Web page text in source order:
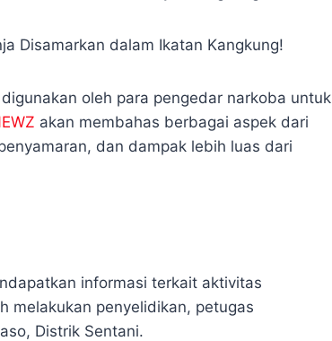
oleh para pengedar narkoba untuk
akan membahas berbagai aspek dari
dan dampak lebih luas dari
informasi terkait aktivitas
melakukan penyelidikan, petugas
Distrik Sentani.